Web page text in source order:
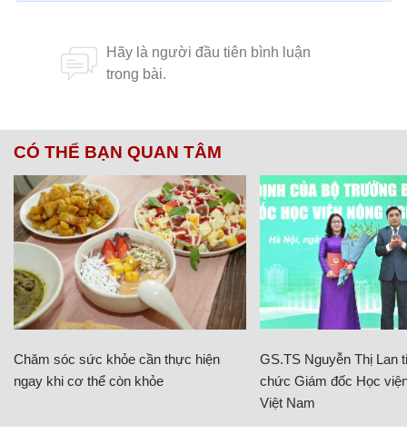
CÓ THỂ BẠN QUAN TÂM
Chăm sóc sức khỏe cần thực hiện
ngay khi cơ thể còn khỏe
GS.TS Nguyễn Thị Lan
chức Giám đốc Học
Việt Nam